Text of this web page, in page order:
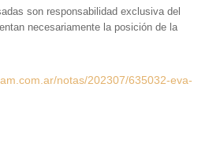
son responsabilidad exclusiva del
necesariamente la posición de la
notas/202307/635032-eva-